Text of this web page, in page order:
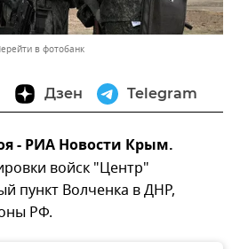
в фотобанк
Дзен Telegram
- РИА Новости Крым.
войск "Центр"
пункт Волченка в ДНР,
РФ.